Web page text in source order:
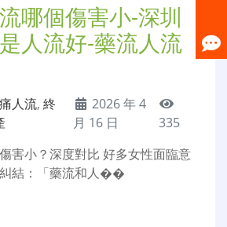
哪個傷害小-深圳
人流好-藥流人流
人流, 終
2026 年 4
月 16 日
335
害小？深度對比 好多女性面臨意
結：「藥流和人��